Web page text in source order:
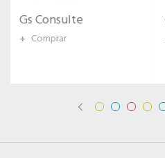
Gs Consulte
+ Comprar